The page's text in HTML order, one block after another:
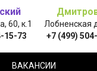
60, к.1
15-73
Лобненская
+7 (499)
ВАКАНСИИ